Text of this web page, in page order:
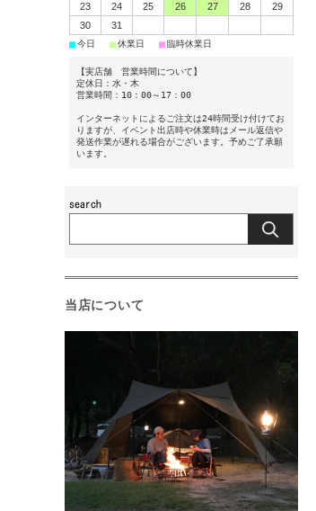
23
24 25 26 27 28
29
30
31
■今日 ■休業日 ■臨時休業日
【実店舗 営業時間について】
定休日：水・木
営業時間：10：00～17：00
インターネットによるご注文は24時間受け付けてお
りますが、イベント出店時や休業時はメール返信や
発送作業が遅れる場合がございます。予めご了承願
います。
当店について